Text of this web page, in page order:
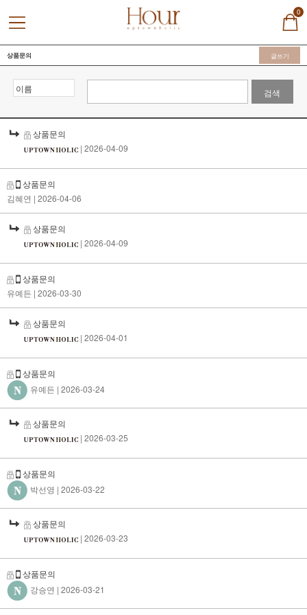
0
상품문의 글쓰기
검색
상품문의
| 2026-04-09
상품문의
김혜연 | 2026-04-06
상품문의
| 2026-04-09
상품문의
유예든 | 2026-03-30
상품문의
| 2026-04-01
상품문의
유예든 | 2026-03-24
상품문의
| 2026-03-25
상품문의
박선영 | 2026-03-22
상품문의
| 2026-03-23
상품문의
강승연 | 2026-03-21